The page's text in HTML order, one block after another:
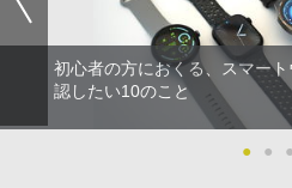
初心者の方におくる、スマー
認したい10のこと
● ● ●